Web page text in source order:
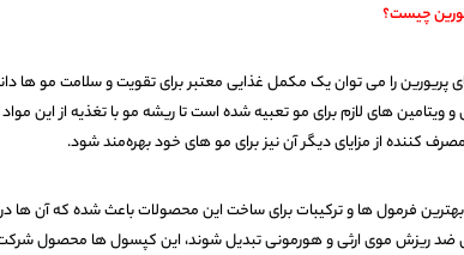
چیست؟
پریورین را می توان یک مکمل غذایی معتبر برای تقویت و سلامت مو ها
ویتامین های لازم برای مو تعبیه شده است تا ریشه مو با تغذیه از این
کننده از مزایای دیگر آن نیز برای مو های خود بهره‌مند شود.
بهترین فرمول ها و ترکیبات برای ساخت این محصولات باعث شده که آن ها